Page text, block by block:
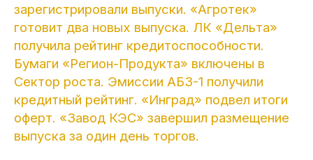
зарегистрировали выпуски. «Агротек»
готовит два новых выпуска. ЛК «Дельта»
получила рейтинг кредитоспособности.
Бумаги «Регион-Продукта» включены в
Сектор роста. Эмиссии АБЗ-1 получили
кредитный рейтинг. «Инград» подвел итоги
оферт. «Завод КЭС» завершил размещение
выпуска за один день торгов.